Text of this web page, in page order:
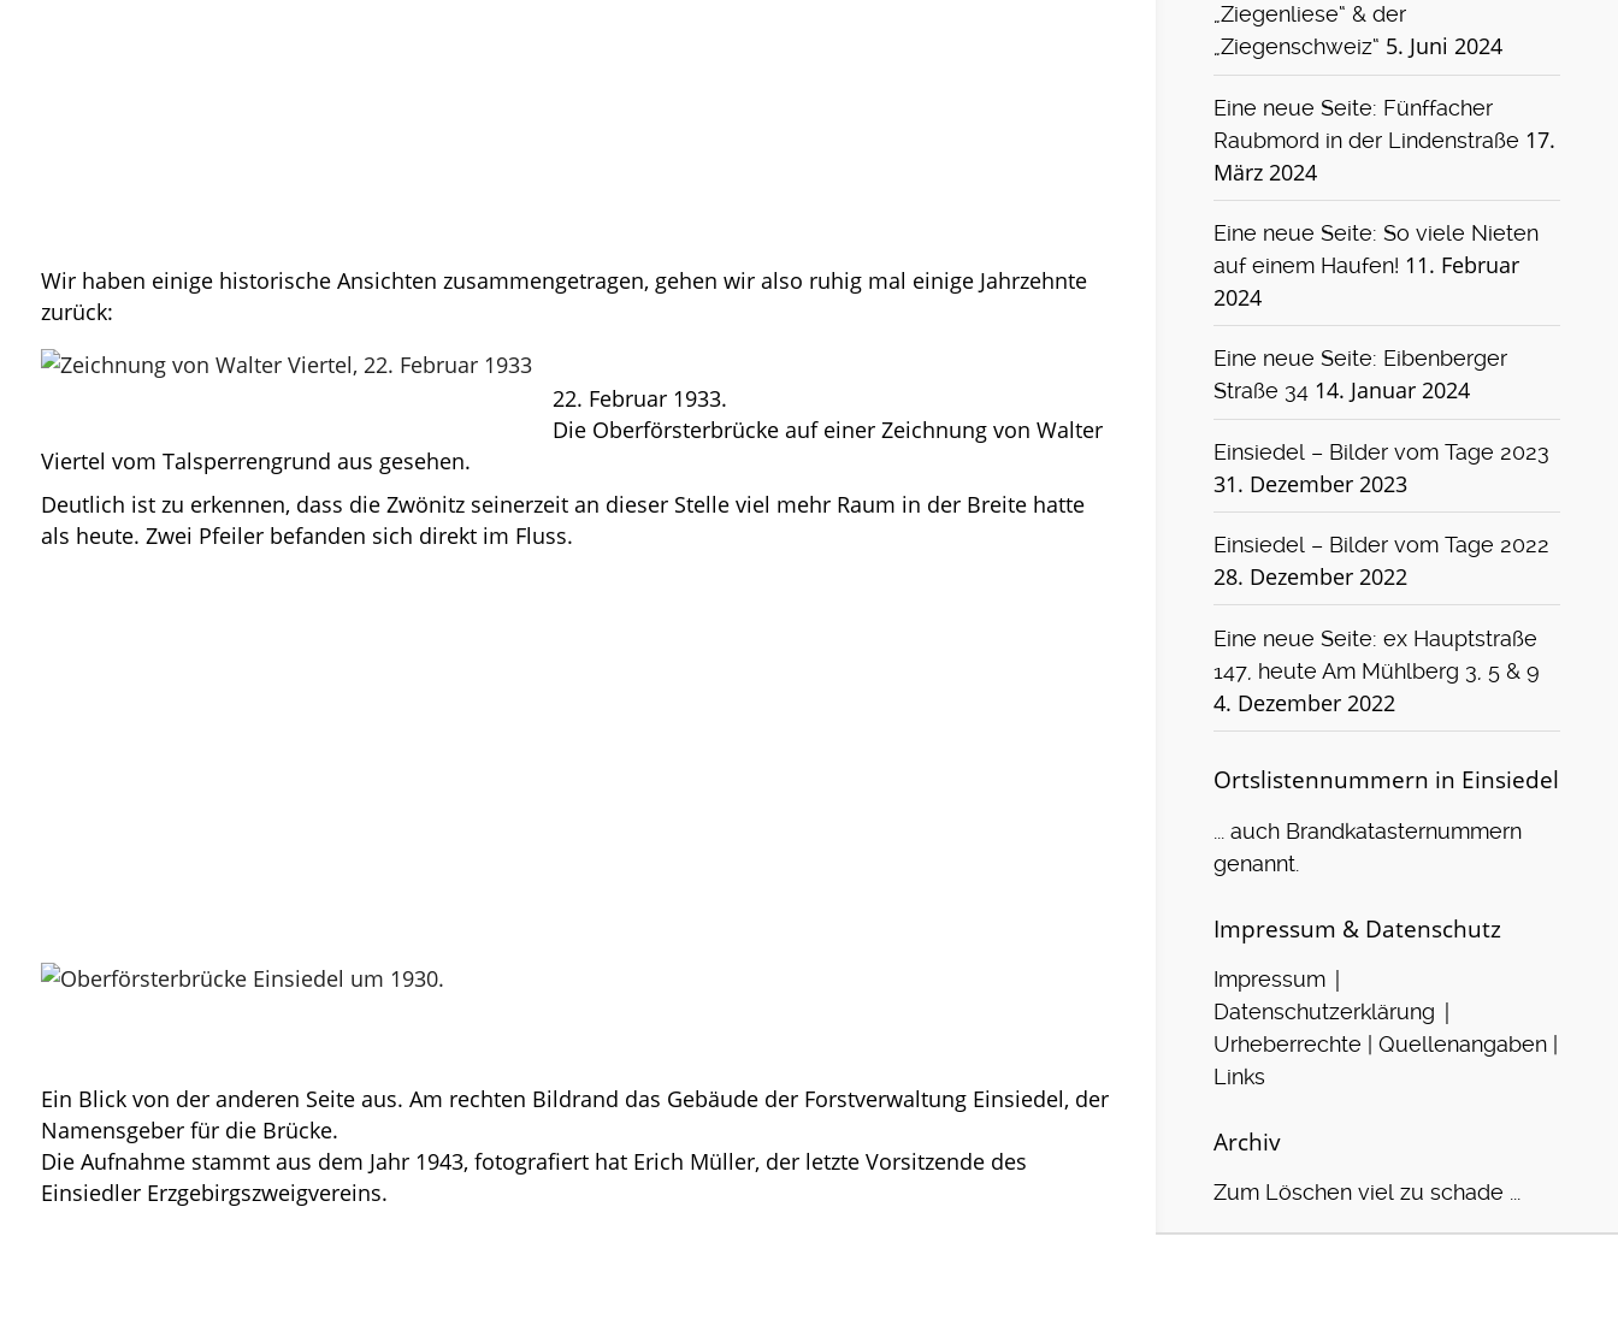
Wir haben einige historische Ansichten zusammengetragen, gehen wir also ruhig mal einige Jahrzehnte
zurück:
22. Februar 1933.
Die Oberförsterbrücke auf einer Zeichnung von Walter
Viertel vom Talsperrengrund aus gesehen.
Deutlich ist zu erkennen, dass die Zwönitz seinerzeit an dieser Stelle viel mehr Raum in der Breite hatte
als heute. Zwei Pfeiler befanden sich direkt im Fluss.
Ein Blick von der anderen Seite aus. Am rechten Bildrand das Gebäude der Forstverwaltung Einsiedel, der
Namensgeber für die Brücke.
Die Aufnahme stammt aus dem Jahr 1943, fotografiert hat Erich Müller, der letzte Vorsitzende des
Einsiedler Erzgebirgszweigvereins.
„Ziegenliese“ & der
„Ziegenschweiz“ 5. Juni 2024
Eine neue Seite: Fünffacher
Raubmord in der Lindenstraße 17.
März 2024
Eine neue Seite: So viele Nieten
auf einem Haufen! 11. Februar
2024
Eine neue Seite: Eibenberger
Straße 34 14. Januar 2024
Einsiedel – Bilder vom Tage 2023
31. Dezember 2023
Einsiedel – Bilder vom Tage 2022
28. Dezember 2022
Eine neue Seite: ex Hauptstraße
147, heute Am Mühlberg 3, 5 & 9
4. Dezember 2022
Ortslistennummern in Einsiedel
... auch Brandkatasternummern
genannt.
Impressum & Datenschutz
Impressum |
Datenschutzerklärung |
Urheberrechte | Quellenangaben |
Links
Archiv
Zum Löschen viel zu schade ...